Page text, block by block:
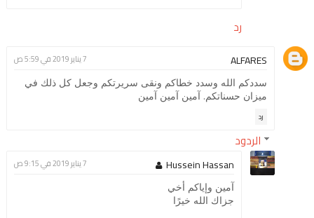
رد
ALFARES 7 يناير 2019 في 5:59 ص
سددكم الله وسدد خطاكم ونقى سريرتكم وجعل كل ذلك في
ميزان حسناتكم. آمين آمين آمين
رد
الردود
Hussein Hassan 7 يناير 2019 في 9:15 ص
آمين وإياكم أخي
جزاك الله خيرًا